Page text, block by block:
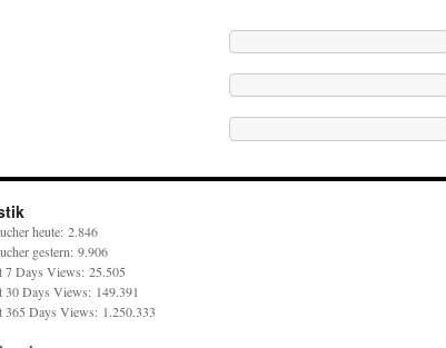
heute: 2.846
gestern: 9.906
7 Days Views: 25.505
30 Days Views: 149.391
365 Days Views: 1.250.333